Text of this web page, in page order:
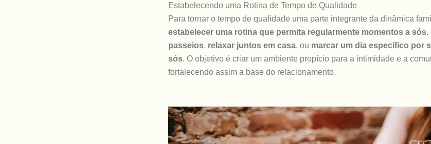
Estabelecendo uma Rotina de Tempo de Qualidade
Para tornar o tempo de qualidade uma parte integrante da dinâmica
estabelecer uma rotina que permita regularmente momentos a sós.
passeios, relaxar juntos em casa, ou marcar um dia específico por
sós. O objetivo é criar um ambiente propício para a intimidade e a
fortalecendo assim a base do relacionamento.